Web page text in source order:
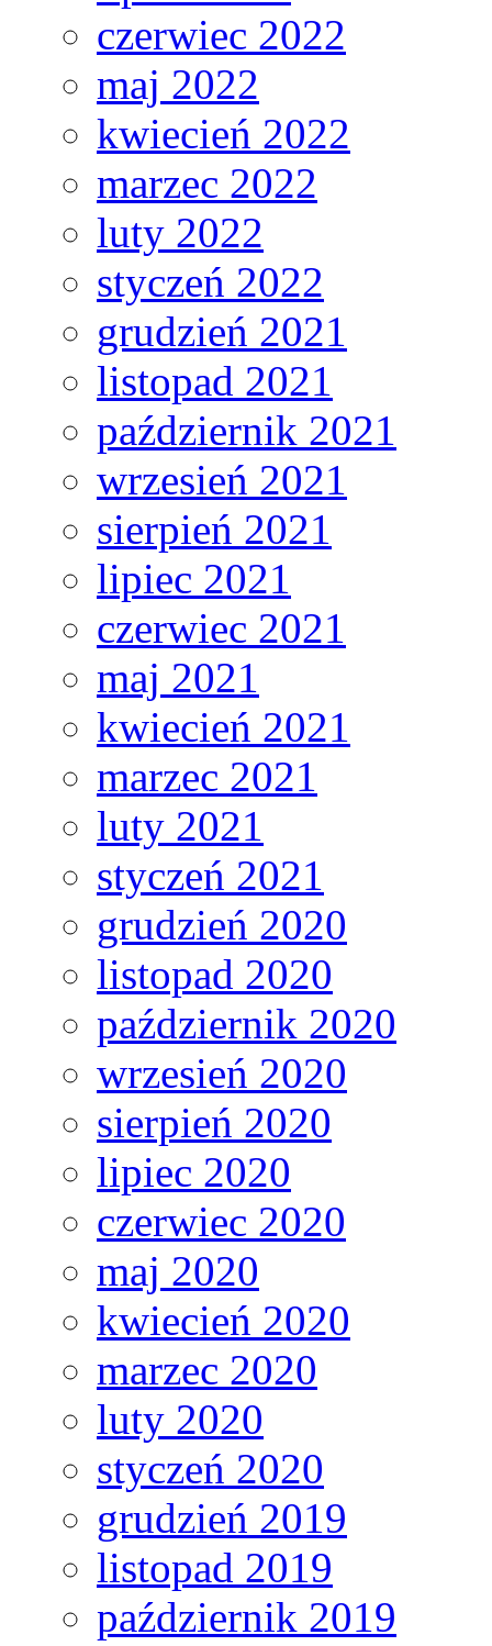
czerwiec 2022
maj 2022
kwiecień 2022
marzec 2022
luty 2022
styczeń 2022
grudzień 2021
listopad 2021
październik 2021
wrzesień 2021
sierpień 2021
lipiec 2021
czerwiec 2021
maj 2021
kwiecień 2021
marzec 2021
luty 2021
styczeń 2021
grudzień 2020
listopad 2020
październik 2020
wrzesień 2020
sierpień 2020
lipiec 2020
czerwiec 2020
maj 2020
kwiecień 2020
marzec 2020
luty 2020
styczeń 2020
grudzień 2019
listopad 2019
październik 2019